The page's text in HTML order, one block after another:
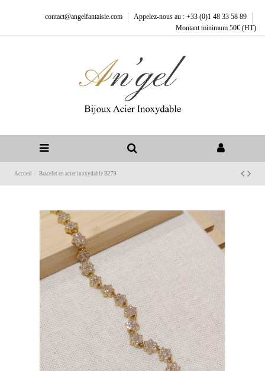
contact@angelfantaisie.com
Appelez-nous au : +33 (0)1 48 33 58 89
Montant minimum 50€ (HT)
Accueil Bracelet en acier inoxydable B279